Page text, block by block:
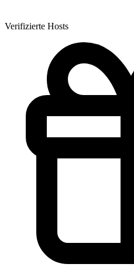
Verifizierte Hosts